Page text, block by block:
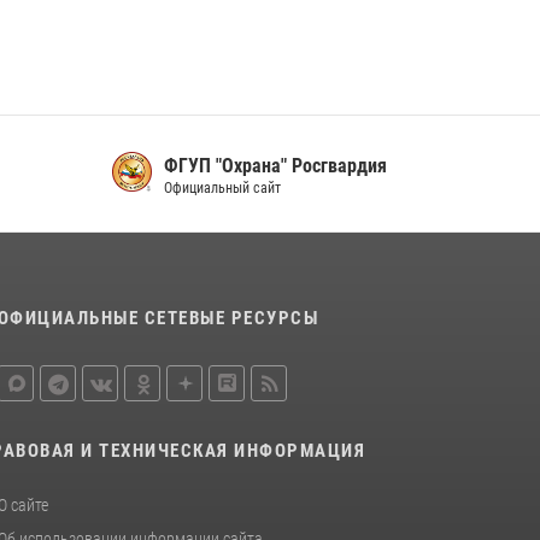
Управления Росгвардии по Красноярскому
краю.
Прокуратура
Красноярского края
СЕТЕВЫЕ РЕСУРСЫ
И ТЕХНИЧЕСКАЯ ИНФОРМАЦИЯ
О сайте